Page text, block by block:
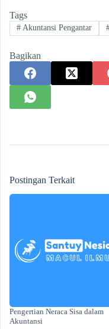
Tags
#Akuntansi Pengantar
Bagikan
Postingan Terkait
Pengertian Neraca Sisa dalam
Akuntansi